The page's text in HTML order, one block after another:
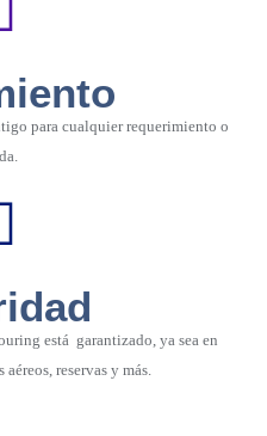
para cualquier requerimiento o
está garantizado, ya sea en
reservas y más.